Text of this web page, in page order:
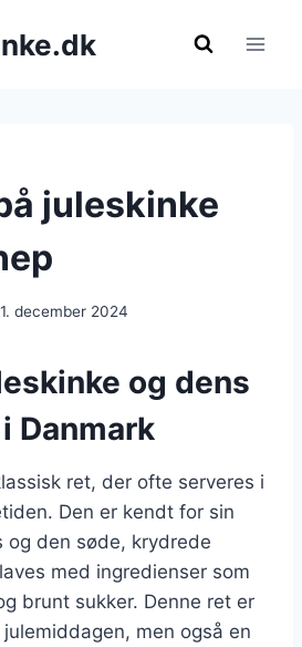
juleskinke
december 2024
og dens
Danmark
ret, der ofte serveres i
Den er kendt for sin
og den søde, krydrede
med ingredienser som
brunt sukker. Denne ret er
men også en